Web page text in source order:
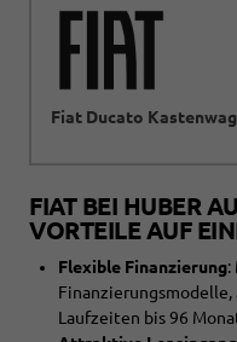
Fiat Ducato
FIAT BEI HUBER
VORTEILE AUF
Flexible Finanzierung:
Laufzeiten bis 96